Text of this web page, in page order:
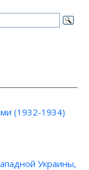
(1932-1934)
Украины,